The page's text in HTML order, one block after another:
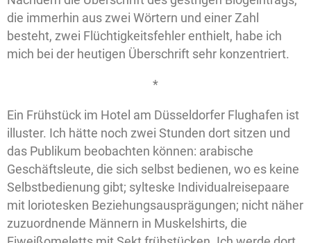
die immerhin aus zwei Wörtern und einer Zahl
besteht, zwei Flüchtigkeitsfehler enthielt, habe ich
mich bei der heutigen Überschrift sehr konzentriert.
*
Ein Frühstück im Hotel am Düsseldorfer Flughafen ist
illuster. Ich hätte noch zwei Stunden dort sitzen und
das Publikum beobachten können: arabische
Geschäftsleute, die sich selbst bedienen, wo es keine
Selbstbedienung gibt; sylteske Individualreisepaare
mit loriotesken Beziehungsausprägungen; nicht näher
zuzuordnende Männern in Muskelshirts, die